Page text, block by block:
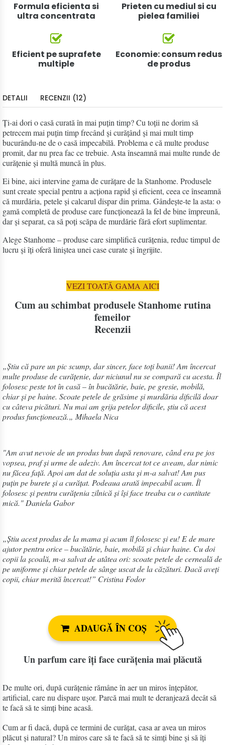
Formula eficienta si
ultra concentrata
Prieten cu mediul si cu
pielea familiei
Eficient pe suprafete
multiple
Economie: consum redus
de produs
DETALII RECENZII (12)
Ți-ai dori o casă curată în mai puțin timp? Cu toții ne dorim să
petrecem mai puțin timp frecând și curățând și mai mult timp
bucurându-ne de o casă impecabilă. Problema e că multe produse
promit, dar nu prea fac ce trebuie. Asta înseamnă mai multe runde de
curățenie și multă muncă în plus.
Ei bine, aici intervine gama de curățare de la Stanhome. Produsele
sunt create special pentru a acționa rapid și eficient, ceea ce înseamnă
că murdăria, petele și calcarul dispar din prima. Gândește-te la asta: o
gamă completă de produse care funcționează la fel de bine împreună,
dar și separat, ca să poți scăpa de murdărie fără efort suplimentar.
Alege Stanhome – produse care simplifică curățenia, reduc timpul de
lucru și îți oferă liniștea unei case curate și îngrijite.
VEZI TOATĂ GAMA AICI
Cum au schimbat produsele Stanhome rutina
femeilor
Recenzii
„Știu că pare un pic scump, dar sincer, face toți banii! Am încercat
multe produse de curățenie, dar niciunul nu se compară cu acesta. Îl
folosesc peste tot în casă – în bucătărie, baie, pe gresie, mobilă,
chiar și pe haine. Scoate petele de grăsime și murdăria dificilă doar
cu câteva picături. Nu mai am grija petelor dificile, știu că acest
produs funcționează.„ Mihaela Nica
"Am avut nevoie de un produs bun după renovare, când era pe jos
vopsea, praf și urme de adeziv. Am încercat tot ce aveam, dar nimic
nu făcea față. Apoi am dat de soluția asta și m-a salvat! Am pus
puțin pe burete și a curățat. Podeaua arată impecabil acum. Îl
folosesc și pentru curățenia zilnică și își face treaba cu o cantitate
mică." Daniela Gabor
„Știu acest produs de la mama și acum îl folosesc și eu! E de mare
ajutor pentru orice – bucătărie, baie, mobilă și chiar haine. Cu doi
copii la școală, m-a salvat de atâtea ori: scoate petele de cerneală de
pe uniforme și chiar petele de sânge uscat de la căzături. Dacă aveți
copii, chiar merită încercat!” Cristina Fodor
ADAUGĂ ÎN COȘ
Un parfum care îți face curățenia mai plăcută
De multe ori, după curățenie rămâne în aer un miros înțepător,
artificial, care nu dispare ușor. Parcă mai mult te deranjează decât să
te facă să te simți bine acasă.
Cum ar fi dacă, după ce termini de curățat, casa ar avea un miros
plăcut și natural? Un miros care să te facă să te simți bine și să îți